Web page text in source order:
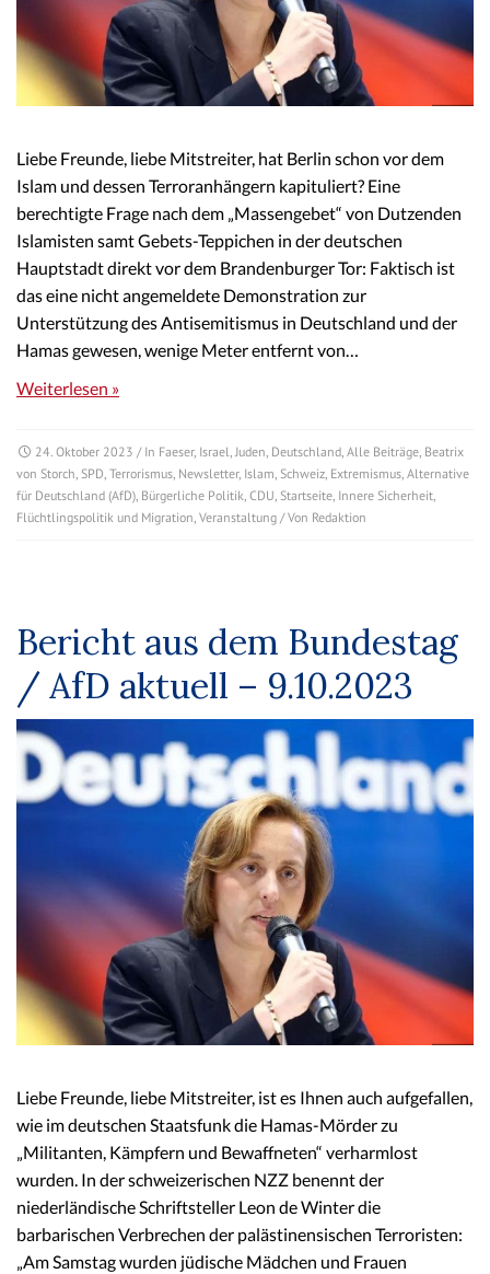
Liebe Freunde, liebe Mitstreiter, hat Berlin schon vor dem
Islam und dessen Terroranhängern kapituliert? Eine
berechtigte Frage nach dem „Massengebet“ von Dutzenden
Islamisten samt Gebets-Teppichen in der deutschen
Hauptstadt direkt vor dem Brandenburger Tor: Faktisch ist
das eine nicht angemeldete Demonstration zur
Unterstützung des Antisemitismus in Deutschland und der
Hamas gewesen, wenige Meter entfernt von…
Weiterlesen »
24. Oktober 2023 / In Faeser, Israel Juden Deutschland Alle Beiträge Beatrix
von Storch SPD Terrorismus Newsletter, Islam Schweiz Extremismus Alternative
für Deutschland (AfD) Bürgerliche Politik CDU Startseite Innere Sicherheit
Flüchtlingspolitik und Migration Veranstaltung / Von Redaktion
Bericht aus dem Bundestag
/ AfD aktuell – 9.10.2023
Liebe Freunde, liebe Mitstreiter, ist es Ihnen auch aufgefallen,
wie im deutschen Staatsfunk die Hamas-Mörder zu
„Militanten, Kämpfern und Bewaffneten“ verharmlost
wurden. In der schweizerischen NZZ benennt der
niederländische Schriftsteller Leon de Winter die
barbarischen Verbrechen der palästinensischen Terroristen:
„Am Samstag wurden jüdische Mädchen und Frauen